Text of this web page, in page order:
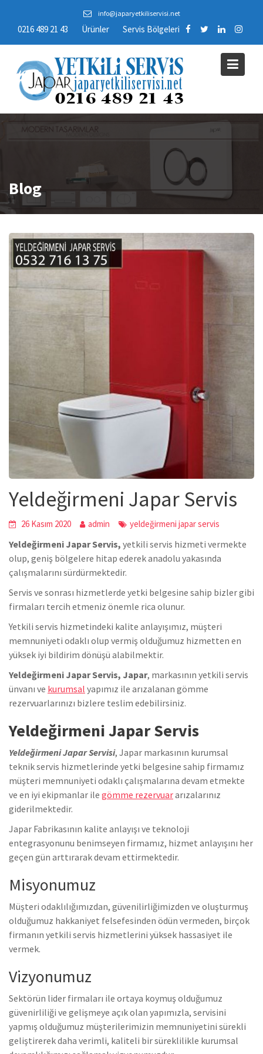
content
info@japaryetkiliservisi.net
0216 489 21 43 Ürünler Servis Bölgeleri
Blog
Yeldeğirmeni Japar Servis
26 Kasım 2020 admin yeldeğirmeni japar servis
Yeldeğirmeni Japar Servis, yetkili servis hizmeti vermekte
olup, geniş bölgelere hitap ederek anadolu yakasında
çalışmalarını sürdürmektedir.
Servis ve sonrası hizmetlerde yetki belgesine sahip bizler gibi
firmaları tercih etmeniz önemle rica olunur.
Yetkili servis hizmetindeki kalite anlayışımız, müşteri
memnuniyeti odaklı olup vermiş olduğumuz hizmetten en
yüksek iyi bildirim dönüşü alabilmektir.
Yeldeğirmeni Japar Servis, Japar, markasının yetkili servis
ünvanı ve kurumsal yapımız ile arızalanan gömme
rezervuarlarınızı bizlere teslim edebilirsiniz.
Yeldeğirmeni Japar Servis
Yeldeğirmeni Japar Servisi, Japar markasının kurumsal
teknik servis hizmetlerinde yetki belgesine sahip firmamız
müşteri memnuniyeti odaklı çalışmalarına devam etmekte
ve en iyi ekipmanlar ile gömme rezervuararızalarınız
giderilmektedir.
Japar Fabrikasının kalite anlayışı ve teknoloji
entegrasyonunu benimseyen firmamız, hizmet anlayışını her
geçen gün arttırarak devam ettirmektedir.
Misyonumuz
Müşteri odaklılığımızdan, güvenilirliğimizden ve oluşturmuş
olduğumuz hakkaniyet felsefesinden ödün vermeden, birçok
firmanın yetkili servis hizmetlerini yüksek hassasiyet ile
vermek.
Vizyonumuz
Sektörün lider firmaları ile ortaya koymuş olduğumuz
güvenirliliği ve gelişmeye açık olan yapımızla, servisini
yapmış olduğumuz müşterilerimizin memnuniyetini sürekli
geliştirerek daha verimli, kaliteli bir süreklilikle kurumsal